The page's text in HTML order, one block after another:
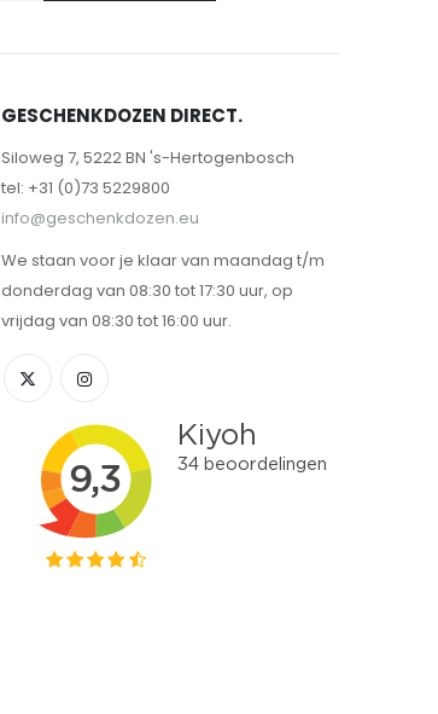
GESCHENKDOZEN DIRECT.
Siloweg 7, 5222 BN 's-Hertogenbosch
tel: +31 (0)73 5229800
info@geschenkdozen.eu
We staan voor je klaar van maandag t/m
donderdag van 08:30 tot 17:30 uur, op
vrijdag van 08:30 tot 16:00 uur.